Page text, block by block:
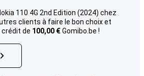
110 4G 2nd Edition (2024) chez
clients à faire le bon choix et
crédit de 100,00 €Gomibo.be !